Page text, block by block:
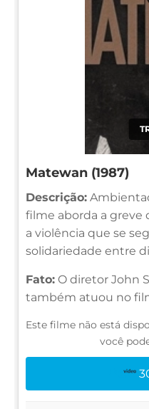
Matewan (1987)
Descrição:
filme aborda a greve
a violência que se
solidariedade entre
Fato: O diretor John
também atuou no
Este filme não está
você